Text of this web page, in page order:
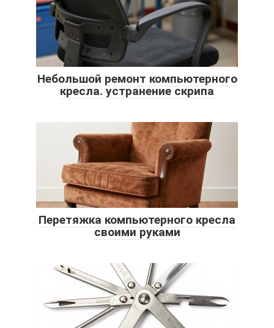
Небольшой ремонт компьютерного
кресла. устранение скрипа
Перетяжка компьютерного кресла
своими руками